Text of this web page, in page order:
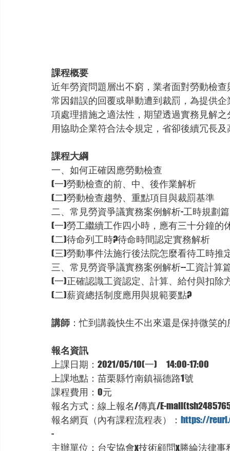
課程概要
近年勞資問題層出不窮，業者面對勞動檢
常因錯誤的回覆或舉動遭到裁罰，為提供
項處理措施之適法性，期望透過實務見解
用協助企業符合法令規定，省卻後續冗長
課程大綱
一、如何正確因應勞動檢查
(一)勞動檢查的前、中、後作業解析
(二)勞動檢查趨勢、重點項目與裁罰基準
二、常見勞資爭議實務案例解析-工時規劃篇
(一)勞工繼續工作四小時，應有三十分鐘的
(二)待命列工時?待命時間認定實務解析
(三)勞動事件法施行後法院怎麼看待工時推
三、常見勞資爭議實務案例解析--工資計算
(一)正確認識工資認定、計算、給付與扣除
(二)薪資總括制度應用與規範要點?
講師 ：忙到講義快生不出來還是保持微笑
報名資訊
上課日期：2021/05/10(一)　14:00-17:00
上課地點：苗栗縣竹南鎮福德路1號
課程費用：0元
報名方式：線上報名/傳真/E-
報名網頁（內有課程流程表）： https://
-
主辦單位：台安協會x技術顧問x勝綸法律事